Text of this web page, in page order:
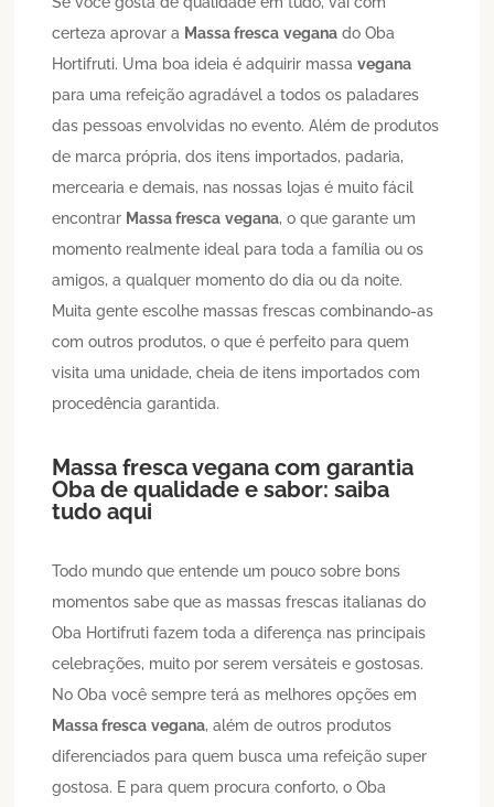
certeza aprovar a Massa fresca vegana do Oba
Hortifruti. Uma boa ideia é adquirir massavegana
para uma refeição agradável a todos os paladares
das pessoas envolvidas no evento. Além de produtos
de marca própria, dos itens importados, padaria,
mercearia e demais, nas nossas lojas é muito fácil
encontrar Massa fresca vegana, o que garante um
momento realmente ideal para toda a família ou os
amigos, a qualquer momento do dia ou da noite.
Muita gente escolhe massas frescas combinando-as
com outros produtos, o que é perfeito para quem
visita uma unidade, cheia de itens importados com
procedência garantida.
Massa frescavegana com garantia
Oba de qualidade e sabor: saiba
tudo aqui
Todo mundo que entende um pouco sobre bons
momentos sabe que as massas frescas italianas do
Oba Hortifruti fazem toda a diferença nas principais
celebrações, muito por serem versáteis e gostosas.
No Oba você sempre terá as melhores opções em
Massa fresca vegana, além de outros produtos
diferenciados para quem busca uma refeição super
gostosa. E para quem procura conforto, o Oba